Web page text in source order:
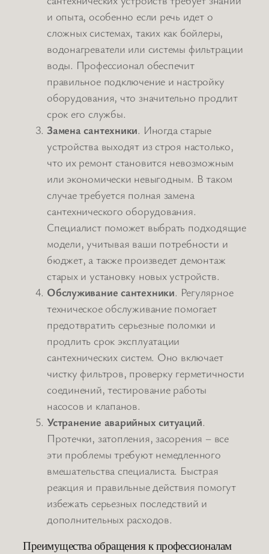
и опыта, особенно если речь идет о
сложных системах, таких как бойлеры,
водонагреватели или системы фильтрации
воды. Профессионал обеспечит
правильное подключение и настройку
оборудования, что значительно продлит
срок его службы.
Замена сантехники. Иногда старые
устройства выходят из строя настолько,
что их ремонт становится невозможным
или экономически невыгодным. В таком
случае требуется полная замена
сантехнического оборудования.
Специалист поможет выбрать подходящие
модели, учитывая ваши потребности и
бюджет, а также произведет демонтаж
старых и установку новых устройств.
Обслуживание сантехники. Регулярное
техническое обслуживание помогает
предотвратить серьезные поломки и
продлить срок эксплуатации
сантехнических систем. Оно включает
чистку фильтров, проверку герметичности
соединений, тестирование работы
насосов и клапанов.
Устранение аварийных ситуаций.
Протечки, затопления, засорения – все
эти проблемы требуют немедленного
вмешательства специалиста. Быстрая
реакция и правильные действия помогут
избежать серьезных последствий и
дополнительных расходов.
Преимущества обращения к профессионалам